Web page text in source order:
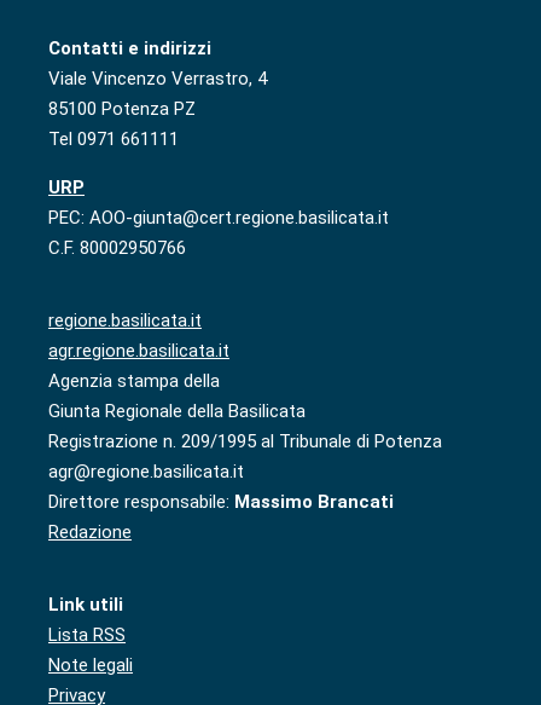
Contatti e indirizzi
Viale Vincenzo Verrastro, 4
85100 Potenza PZ
Tel 0971 661111
URP
PEC: AOO-giunta@cert.regione.basilicata.it
C.F. 80002950766
regione.basilicata.it
agr.regione.basilicata.it
Agenzia stampa della
Giunta Regionale della Basilicata
Registrazione n. 209/1995 al Tribunale di Potenza
agr@regione.basilicata.it
Direttore responsabile: Massimo Brancati
Redazione
Link utili
Lista RSS
Note legali
Privacy